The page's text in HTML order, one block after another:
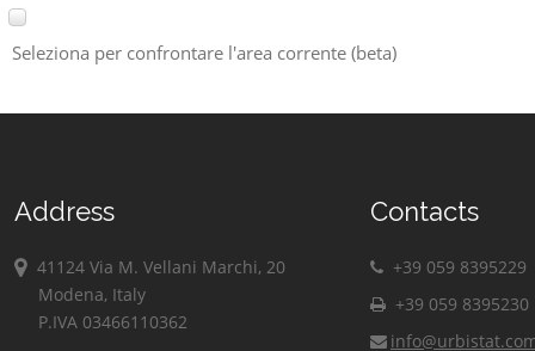
Seleziona per confrontare l'area corrente (beta)
Address
41124 Via M. Vellani Marchi, 20
Modena, Italy
P.IVA 03466110362
Contacts
+39 059 8395229
+39 059 8395230